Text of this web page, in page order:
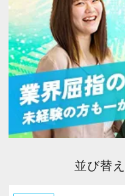
並び替